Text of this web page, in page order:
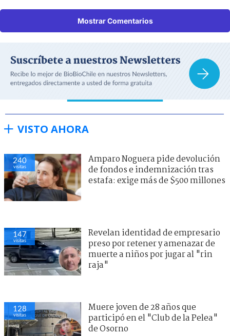
Mostrar Comentarios
VISTO AHORA
240
visitas
Amparo Noguera pide devolución
de fondos e indemnización tras
estafa: exige más de $500 millones
147
visitas
Revelan identidad de empresario
preso por retener y amenazar de
muerte a niños por jugar al "rin
raja"
128
visitas
Muere joven de 28 años que
participó en el "Club de la Pelea"
de Osorno